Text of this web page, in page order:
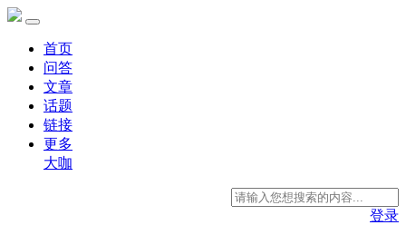
首页
问答
文章
话题
链接
更多
大咖
登录